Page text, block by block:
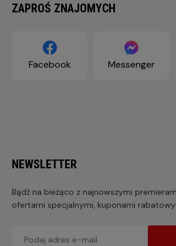
ZAPROŚ ZNAJOMYCH
Facebook Messenger
NEWSLETTER
Bądź na bieżąco z najnowszymi
ofertami specjalnymi, kuponami